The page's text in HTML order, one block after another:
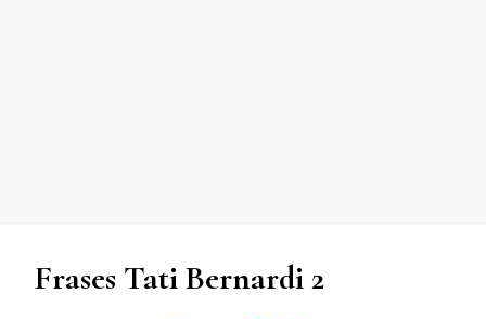
Frases Tati Bernardi 2